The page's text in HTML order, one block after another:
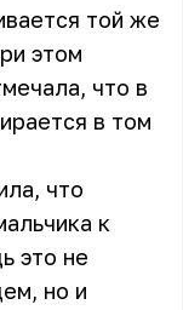
той же
этом
что в
в том
что
к
это не
но и